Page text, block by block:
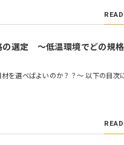
選定 ～低温環境でどの規
を選べばよいのか？？～ 以下の目次